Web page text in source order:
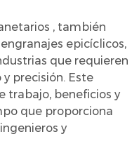
, también
epicíclicos,
que requieren
precisión. Este
trabajo, beneficios y
que proporciona
y